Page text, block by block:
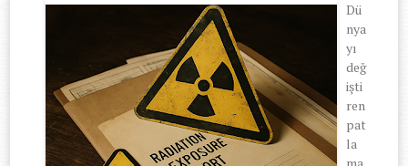
Dü
nya
yı
değ
işti
ren
pat
la